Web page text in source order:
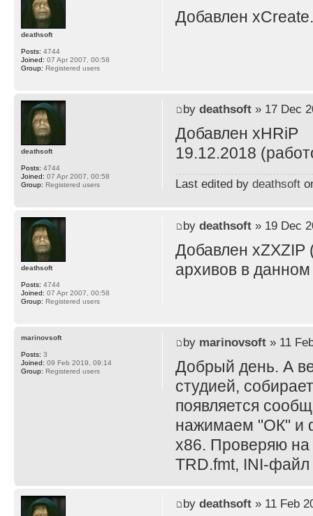
Добавлен xCreate.
deathsoft
Posts: 4744
Joined: 07 Apr 2007, 00:58
Group: Registered users
by deathsoft» 17 Dec
Добавлен xHRiP
19.12.2018
Last edited by deathsoft
deathsoft
Posts: 4744
Joined: 07 Apr 2007, 00:58
Group: Registered users
by deathsoft» 19 Dec
Добавлен xZXZIP
архивов в
deathsoft
Posts: 4744
Joined: 07 Apr 2007, 00:58
Group: Registered users
by marinovsoft» 11
Добрый день. А
студией,
появляется
нажимаем "ОК" и
x86. Проверяю
TRD.fmt, INI-файл
marinovsoft
Posts: 3
Joined: 09 Feb 2019, 09:14
Group: Registered users
by deathsoft» 11 Feb